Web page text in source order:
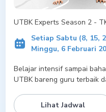
UTBK Experts Season 2 -
Setiap Sabtu (8, 15,
Minggu, 6 Februari
Belajar intensif sampai
UTBK bareng guru terbaik
Lihat Jadwal